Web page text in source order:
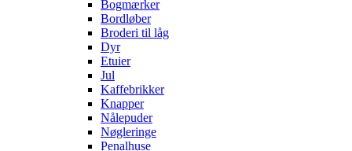
Bogmærker
Bordløber
Broderi til låg
Dyr
Etuier
Jul
Kaffebrikker
Knapper
Nålepuder
Nøgleringe
Penalhuse